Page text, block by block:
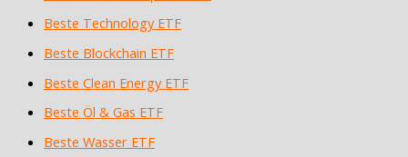
Beste Technology ETF
Beste Blockchain ETF
Beste Clean Energy ETF
Beste Öl & Gas ETF
Beste Wasser ETF